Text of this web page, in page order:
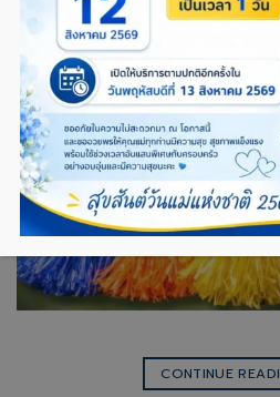
POSTED ON05/03/
CONTINUE